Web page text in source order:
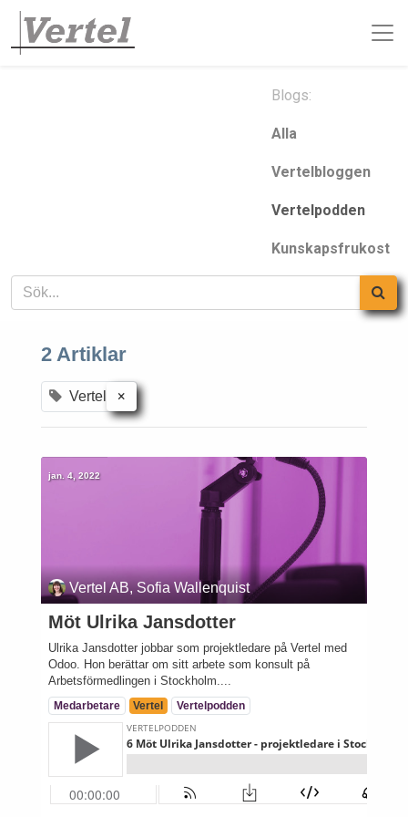
Blogs:
Alla
Vertelbloggen
Vertelpodden
Kunskapsfrukost
2 Artiklar
Vertel ×
Vertel AB, Sofia Wallenquist
Möt Ulrika Jansdotter
Ulrika Jansdotter jobbar som projektledare på Vertel med
Odoo. Hon berättar om sitt arbete som konsult på
Arbetsförmedlingen i Stockholm....
Medarbetare Vertel Vertelpodden
jan. 4, 2022